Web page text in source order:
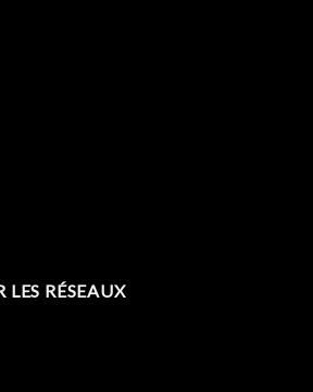
RÉSEAUX